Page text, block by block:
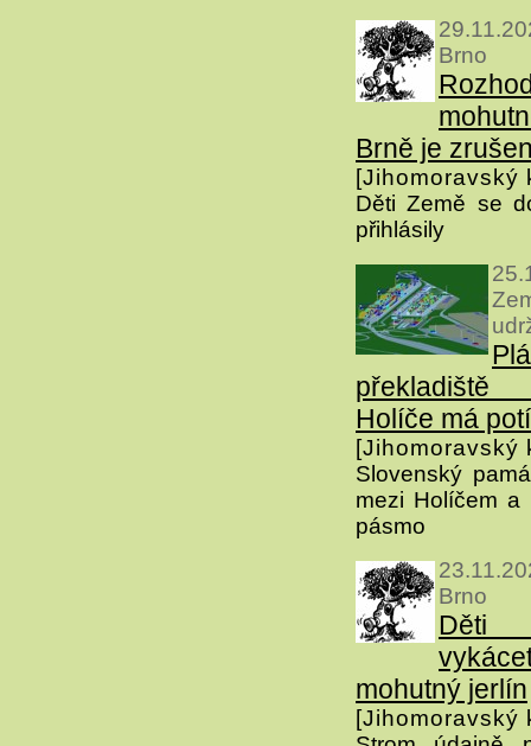
Brno
Brně je
[Jihomoravský
Děti Země se
přihlásily
Holíče má
[Jihomoravský
Slovenský
mezi Holíčem a
pásmo
Brno
Děti
mohutný jerlín
[Jihomoravský